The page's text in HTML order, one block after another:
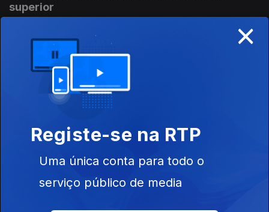
superior
9h PS pede a Montenegro que ponha ordem no
07 ago. 2026
8h PS pede decisões ao Primeiro-Ministro no
caso Luís Neves
07 ago. 2026
×
Registe-se na RTP
Uma única conta para todo o
serviço público de media